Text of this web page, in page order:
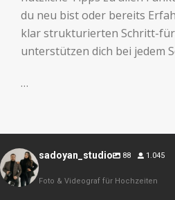
du neu bist oder bereits
klar strukturierten Schritt-
unterstützen dich bei jedem
…
sadoyan_studio 88 1.045
Foto & Videograf für Hochzeiten